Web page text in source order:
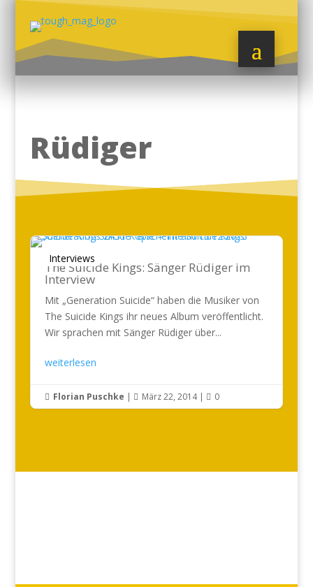
Rüdiger
Interviews
The Suicide Kings: Sänger Rüdiger im
Interview
Mit „Generation Suicide“ haben die Musiker von
The Suicide Kings ihr neues Album veröffentlicht.
Wir sprachen mit Sänger Rüdiger über...
weiterlesen
 Florian Puschke |  März 22, 2014|  0